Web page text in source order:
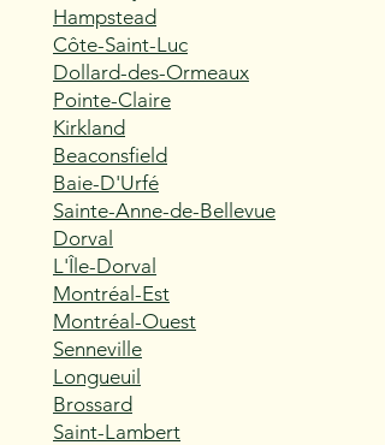
Hampstead
Côte-Saint-Luc
Dollard-des-Ormeaux
Pointe-Claire
Kirkland
Beaconsfield
Baie-D'Urfé
Sainte-Anne-de-Bellevue
Dorval
L'Île-Dorval
Montréal-Est
Montréal-Ouest
Senneville
Longueuil
Brossard
Saint-Lambert